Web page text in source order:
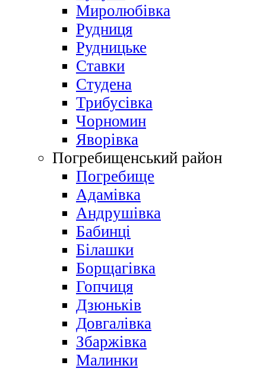
Миролюбівка
Рудниця
Рудницьке
Ставки
Студена
Трибусівка
Чорномин
Яворівка
Погребищенський район
Погребище
Адамівка
Андрушівка
Бабинці
Білашки
Борщагівка
Гопчиця
Дзюньків
Довгалівка
Збаржівка
Малинки